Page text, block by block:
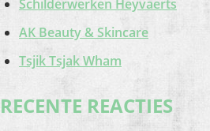
Schilderwerken Heyvaerts
AK Beauty & Skincare
Tsjik Tsjak Wham
RECENTE REACTIES